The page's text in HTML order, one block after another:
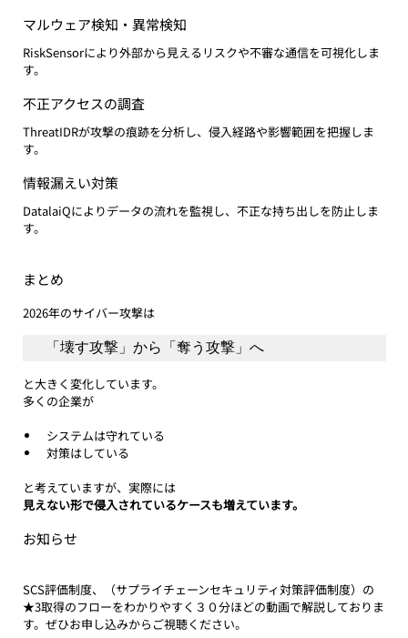
マルウェア検知・異常検知
RiskSensorにより外部から見えるリスクや不審な通信を可視化しま
す。
不正アクセスの調査
ThreatIDRが攻撃の痕跡を分析し、侵入経路や影響範囲を把握しま
す。
情報漏えい対策
DatalaiQによりデータの流れを監視し、不正な持ち出しを防止しま
す。
まとめ
2026年のサイバー攻撃は
「壊す攻撃」から「奪う攻撃」へ
と大きく変化しています。
多くの企業が
システムは守れている
対策はしている
と考えていますが、実際には
見えない形で侵入されているケースも増えています。
お知らせ
SCS評価制度、（サプライチェーンセキュリティ対策評価制度）の
★3取得のフローをわかりやすく３０分ほどの動画で解説しておりま
す。ぜひお申し込みからご視聴ください。